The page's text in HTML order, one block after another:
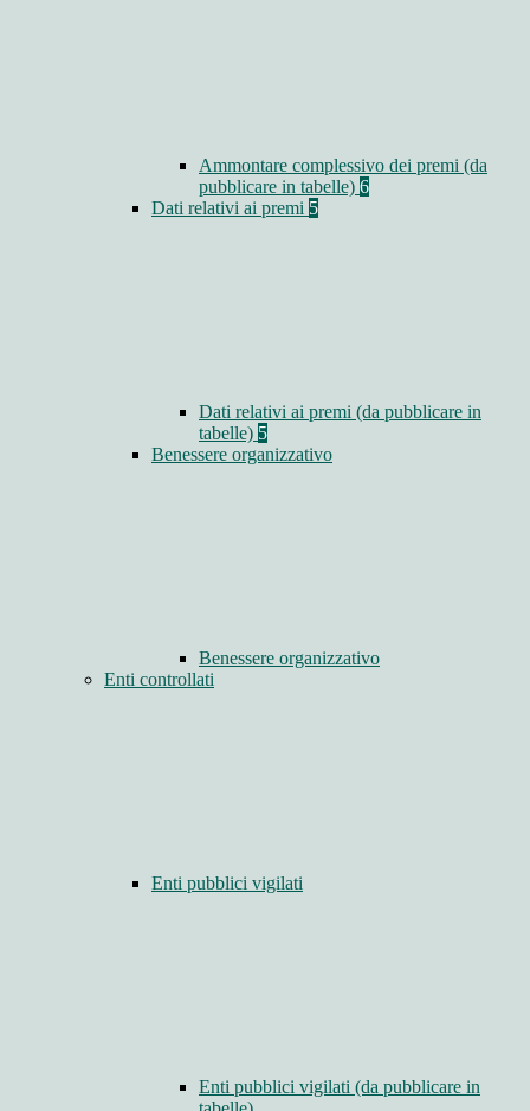
Ammontare complessivo dei premi (da
pubblicare in tabelle) 6
Dati relativi ai premi 5
Dati relativi ai premi (da pubblicare in
tabelle) 5
Benessere organizzativo
Benessere organizzativo
Enti controllati
Enti pubblici vigilati
Enti pubblici vigilati (da pubblicare in